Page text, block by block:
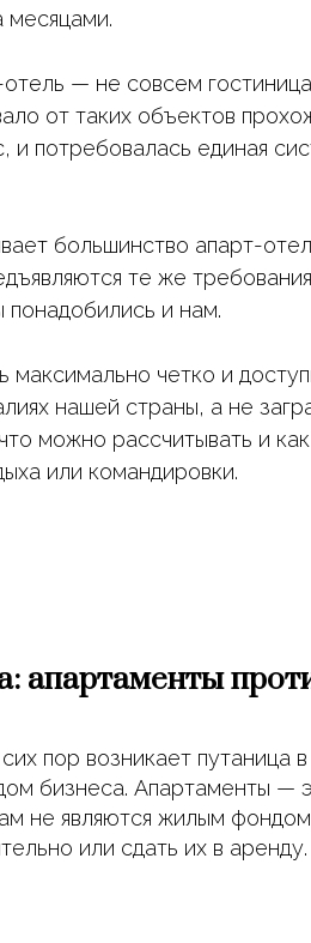
месяцами.
— не совсем
от таких объектов
и потребовалась единая
большинство апарт-
те же
понадобились и нам.
максимально четко и
нашей страны, а не
можно рассчитывать и
или командировки.
апартаменты
пор возникает путаница
бизнеса. Апартаменты —
не являются жилым
или сдать их в аренду.